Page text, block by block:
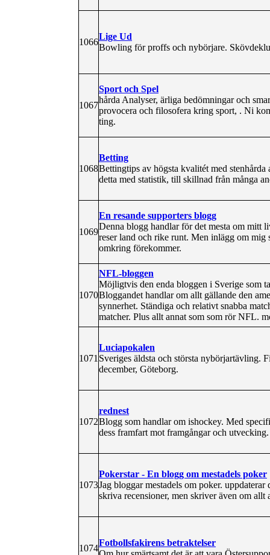
1066
Lige Ud
Bowling för proffs och nybörjare.
1067
Sport och Spel
hårda Analyser, ärliga bedömningar och
provocera och filosofera kring sport, . Ni
ting.
1068
Betting
Bettingtips av högsta kvalitét med
detta med statistik, till skillnad från många
1069
En resande supporters blogg
Denna blogg handlar för det mesta om mitt
reser land och rike runt. Men inlägg om mig
omkring förekommer.
1070
NFL-bloggen
Möjligtvis den enda bloggen i Sverige som
Bloggandet handlar om allt gällande den
synnerhet. Ständiga och relativt snabba
matcher. Plus allt annat som som rör NFL.
1071
Luciapokalen
Sveriges äldsta och största nybörjartävling.
december, Göteborg.
1072
rednest
Blogg som handlar om ishockey. Med
dess framfart mot framgångar och utvecking.
1073
Pokerstar - En blogg om mestadels poker
Jag bloggar mestadels om poker.
skriva recensioner, men skriver även om allt
1074
Fotbollsfakirens betraktelser